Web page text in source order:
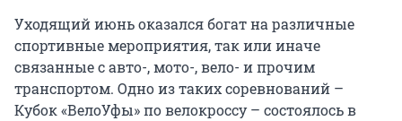
Уходящий июнь оказался богат на различные
спортивные мероприятия, так или иначе
связанные с авто-, мото-, вело- и прочим
транспортом. Одно из таких соревнований –
Кубок «ВелоУфы» по велокроссу – состоялось в